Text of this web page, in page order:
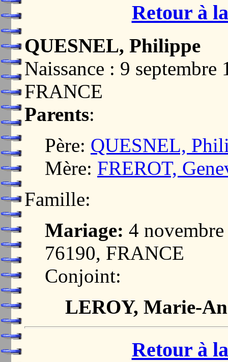
Retour à
QUESNEL, Philippe
Naissance : 9
FRANCE
Parents:
Père: QUESNEL,
Mère: FREROT,
Famille:
Mariage: 4
76190, FRANCE
Conjoint:
LEROY, Marie-
Retour à